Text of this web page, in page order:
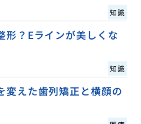
知識
形？Eラインが美しくな
知識
変えた歯列矯正と横顔の